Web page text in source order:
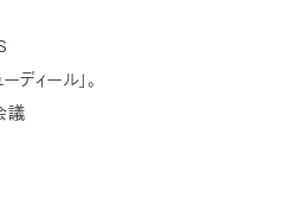
ィール」。
議